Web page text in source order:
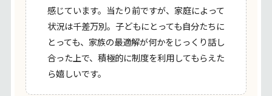
感じています。当たり前ですが、家庭によって
状況は千差万別。子どもにとっても自分たちに
とっても、家族の最適解が何かをじっくり話し
合った上で、積極的に制度を利用してもらえた
ら嬉しいです。